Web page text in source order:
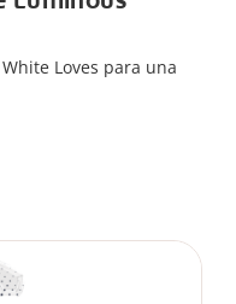
Loves para una